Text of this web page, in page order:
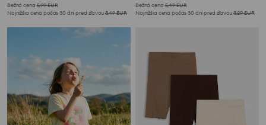
Bežná cena 5,99EUR
Najnižšia cena počas 30 dní pred zľavou3,49EUR
Bežná cena 5,49EUR
Najnižšia cena počas 30 dní pred zľavou3,29EUR